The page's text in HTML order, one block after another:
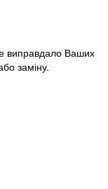
виправдало Ваших
заміну.